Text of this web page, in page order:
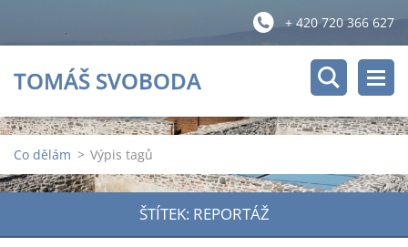
+ 420 720 366 627
TOMÁŠ SVOBODA
Co dělám > Výpis tagů
ŠTÍTEK: REPORTÁŽ